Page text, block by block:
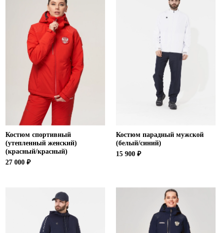
Костюм спортивный
(утепленный женский)
(красный/красный)
27 000 ₽
Костюм парадный мужской
(белый/синий)
15 900 ₽